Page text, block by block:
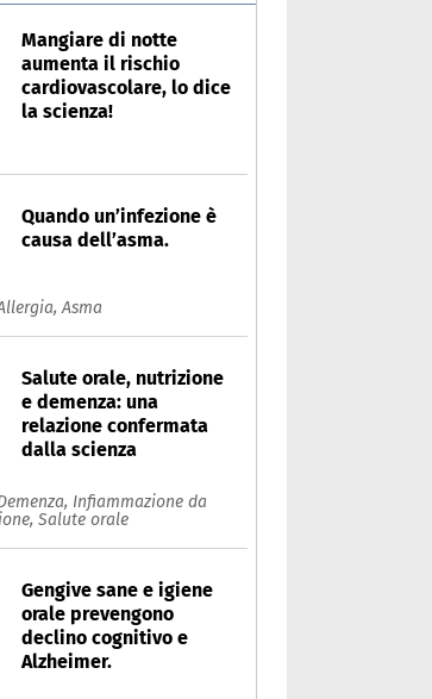
Mangiare di notte
aumenta il rischio
cardiovascolare, lo dice
la scienza!
Quando un’infezione è
causa dell’asma.
Asma
Salute orale, nutrizione
e demenza: una
relazione confermata
dalla scienza
Infiammazione da
Salute orale
Gengive sane e igiene
orale prevengono
declino cognitivo e
Alzheimer.